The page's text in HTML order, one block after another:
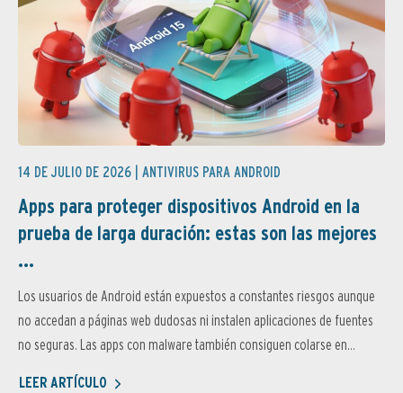
14 DE JULIO DE 2026 | ANTIVIRUS PARA ANDROID
Apps para proteger dispositivos Android en la
prueba de larga duración: estas son las mejores
...
Los usuarios de Android están expuestos a constantes riesgos aunque
no accedan a páginas web dudosas ni instalen aplicaciones de fuentes
no seguras. Las apps con malware también consiguen colarse en...
LEER ARTÍCULO